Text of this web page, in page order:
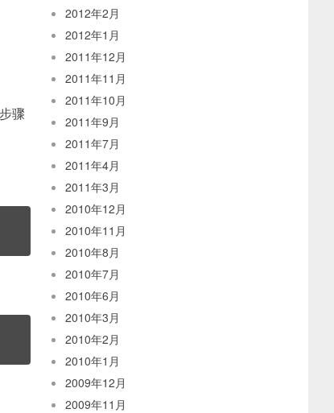
骤
2012年2月
2012年1月
2011年12月
2011年11月
2011年10月
2011年9月
2011年7月
2011年4月
2011年3月
2010年12月
2010年11月
2010年8月
2010年7月
2010年6月
2010年3月
2010年2月
2010年1月
2009年12月
2009年11月